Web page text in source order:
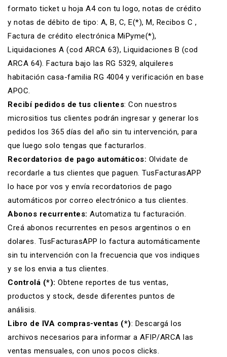
formato ticket u hoja A4 con tu logo, notas de crédito
y notas de débito de tipo: A, B, C, E(*), M, Recibos C ,
Factura de crédito electrónica MiPyme(*),
Liquidaciones A (cod ARCA 63), Liquidaciones B (cod
ARCA 64). Factura bajo las RG 5329, alquileres
habitación casa-familia RG 4004 y verificación en base
APOC.
Recibí pedidos de tus clientes: Con nuestros
micrositios tus clientes podrán ingresar y generar los
pedidos los 365 días del año sin tu intervención, para
que luego solo tengas que facturarlos.
Recordatorios de pago automáticos: Olvidate de
recordarle a tus clientes que paguen. TusFacturasAPP
lo hace por vos y envía recordatorios de pago
automáticos por correo electrónico a tus clientes.
Abonos recurrentes: Automatiza tu facturación
Creá abonos recurrentes en pesos argentinos o en
dolares. TusFacturasAPP lo factura automáticamente
sin tu intervención con la frecuencia que vos indiques
y se los envia a tus clientes.
Controlá (*): Obtene reportes de tus ventas,
productos y stock, desde diferentes puntos de
análisis.
Libro de IVA compras-ventas (*): Descargá los
archivos necesarios para informar a AFIP/ARCA las
ventas mensuales, con unos pocos clicks.